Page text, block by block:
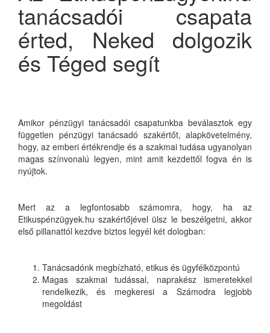
tanácsadói csapata
érted, Neked dolgozik
és Téged segít
Amikor pénzügyi tanácsadói csapatunkba beválasztok egy
független pénzügyi tanácsadó szakértőt, alapkövetelmény,
hogy, az emberi értékrendje és a szakmai tudása ugyanolyan
magas színvonalú legyen, mint amit kezdettől fogva én is
nyújtok.
Mert az a legfontosabb számomra, hogy, ha az
Etikuspénzügyek.hu szakértőjével ülsz le beszélgetni, akkor
első pillanattól kezdve biztos legyél két dologban:
Tanácsadónk megbízható, etikus és ügyfélközpontú
Magas szakmai tudással, naprakész ismeretekkel
rendelkezik, és megkeresi a Számodra legjobb
megoldást